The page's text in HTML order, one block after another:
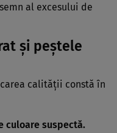
al excesului de
şi peştele
calităţii constă în
culoare suspectă.